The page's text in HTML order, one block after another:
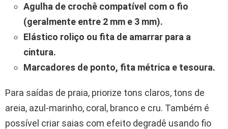
Agulha de crochê compatível com o fio
(geralmente entre 2 mm e 3 mm).
Elástico roliço ou fita de amarrar para a
cintura.
Marcadores de ponto, fita métrica e tesoura.
Para saídas de praia, priorize tons claros, tons de
areia, azul-marinho, coral, branco e cru. Também é
possível criar saias com efeito degradê usando fio